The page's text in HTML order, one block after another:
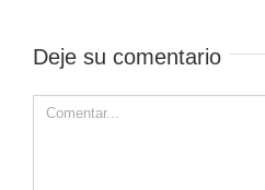
Deje su comentario
Comment